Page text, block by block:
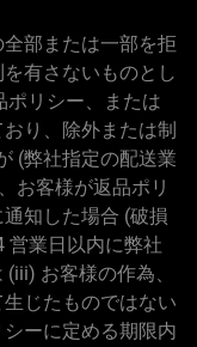
部または一部を拒
有さないものとし
ポリシー、または
り、除外または制
(弊社指定の配送業
お客様が返品ポリ
知した場合 (破損
営業日以内に弊社
お客様の作為、
じたものではない
ーに定める期限内